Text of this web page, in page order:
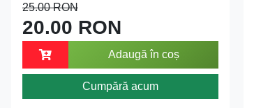
25.00 RON
20.00 RON
Adaugă în coș
Cumpără acum